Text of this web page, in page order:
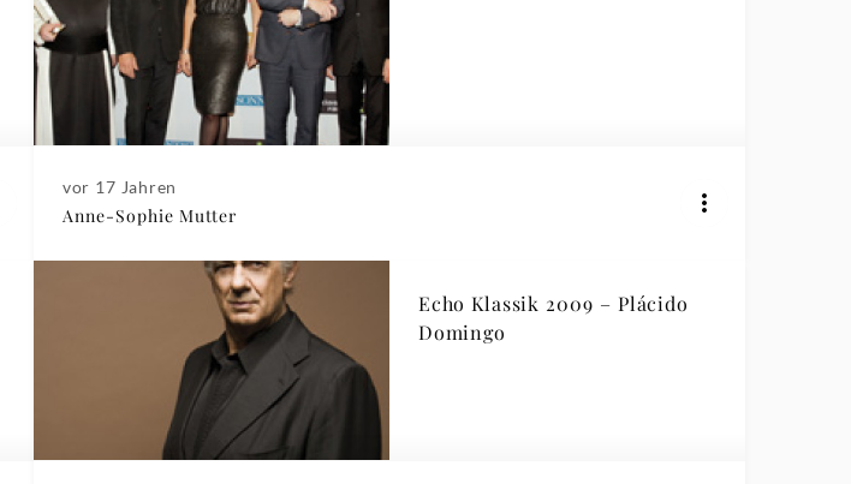
vor 17 Jahren
Anne-Sophie Mutter
Echo Klassik 2009 – Plácido
Domingo